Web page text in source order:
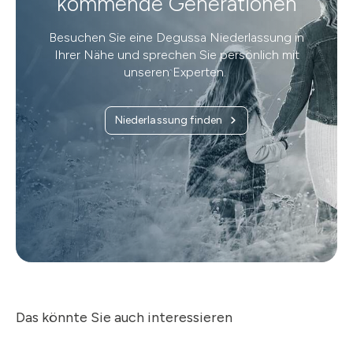
Besuchen Sie eine Degussa Niederlassung in
Ihrer Nähe und sprechen Sie persönlich mit
unseren Experten.
Niederlassung finden
Das könnte Sie auch interessieren